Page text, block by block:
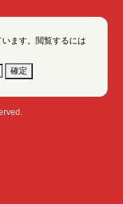
ます。閲覧するには